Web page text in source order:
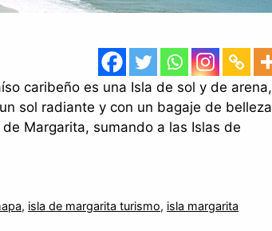
caribeño es una Isla de sol y de arena,
sol radiante y con un bagaje de belleza
Margarita, sumando a las Islas de
, isla de margarita turismo, isla margarita